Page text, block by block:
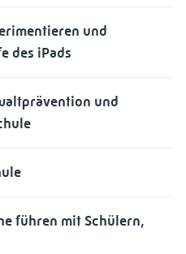
und
des iPads
und
führen mit Schülern,